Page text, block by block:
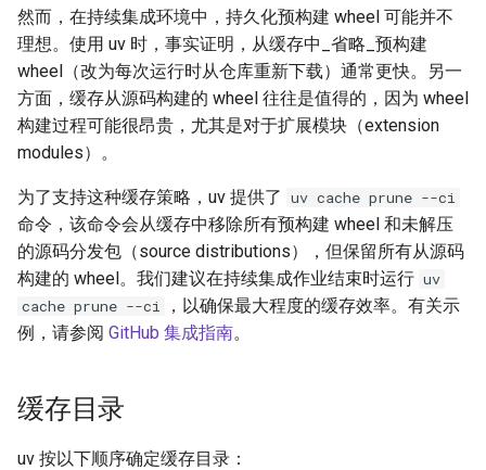
然而，在持续集成环境中，持久化预构建 wheel 可能并不
理想。使用 uv 时，事实证明，从缓存中_省略_预构建
wheel（改为每次运行时从仓库重新下载）通常更快。另一
方面，缓存从源码构建的 wheel 往往是值得的，因为 wheel
构建过程可能很昂贵，尤其是对于扩展模块（extension
modules）。
为了支持这种缓存策略，uv 提供了 uv cache prune --ci
命令，该命令会从缓存中移除所有预构建 wheel 和未解压
的源码分发包（source distributions），但保留所有从源码
构建的 wheel。我们建议在持续集成作业结束时运行 uv
cache prune --ci
，以确保最大程度的缓存效率。有关示
例，请参阅 GitHub 集成指南。
缓存目录
uv 按以下顺序确定缓存目录：